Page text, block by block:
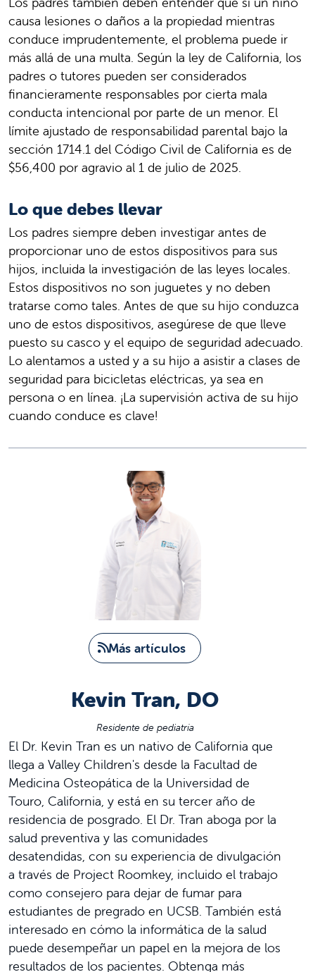
causa lesiones o daños a la propiedad mientras
conduce imprudentemente, el problema puede ir
más allá de una multa. Según la ley de California, los
padres o tutores pueden ser considerados
financieramente responsables por cierta mala
conducta intencional por parte de un menor. El
límite ajustado de responsabilidad parental bajo la
sección 1714.1 del Código Civil de California es de
$56,400 por agravio al 1 de julio de 2025.
Lo que debes llevar
Los padres siempre deben investigar antes de
proporcionar uno de estos dispositivos para sus
hijos, incluida la investigación de las leyes locales.
Estos dispositivos no son juguetes y no deben
tratarse como tales. Antes de que su hijo conduzca
uno de estos dispositivos, asegúrese de que lleve
puesto su casco y el equipo de seguridad adecuado.
Lo alentamos a usted y a su hijo a asistir a clases de
seguridad para bicicletas eléctricas, ya sea en
persona o en línea. ¡La supervisión activa de su hijo
cuando conduce es clave!
Más artículos
Kevin Tran, DO
Residente de pediatría
El Dr. Kevin Tran es un nativo de California que
llega a Valley Children's desde la Facultad de
Medicina Osteopática de la Universidad de
Touro, California, y está en su tercer año de
residencia de posgrado. El Dr. Tran aboga por la
salud preventiva y las comunidades
desatendidas, con su experiencia de divulgación
a través de Project Roomkey, incluido el trabajo
como consejero para dejar de fumar para
estudiantes de pregrado en UCSB. También está
interesado en cómo la informática de la salud
puede desempeñar un papel en la mejora de los
resultados de los pacientes. Obtenga más